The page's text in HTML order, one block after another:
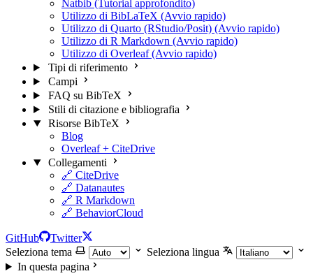
Natbib (Tutorial approfondito)
Utilizzo di BibLaTeX (Avvio rapido)
Utilizzo di Quarto (RStudio/Posit) (Avvio rapido)
Utilizzo di R Markdown (Avvio rapido)
Utilizzo di Overleaf (Avvio rapido)
Tipi di riferimento
Campi
FAQ su BibTeX
Stili di citazione e bibliografia
Risorse BibTeX
Blog
Overleaf + CiteDrive
Collegamenti
🔗 CiteDrive
🔗 Datanautes
🔗 R Markdown
🔗 BehaviorCloud
GitHub
Twitter
Seleziona tema
Seleziona lingua
In questa pagina